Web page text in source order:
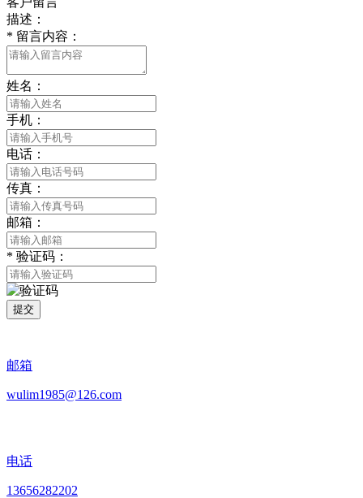
描述：
* 留言内容：
姓名：
手机：
电话：
传真：
邮箱：
* 验证码：
提交
邮箱
wulim1985@126.com
电话
13656282202